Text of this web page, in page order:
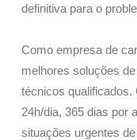
definitiva para o
Como empresa de
melhores soluções
técnicos qualificados.
24h/dia, 365 dias por
situações urgentes